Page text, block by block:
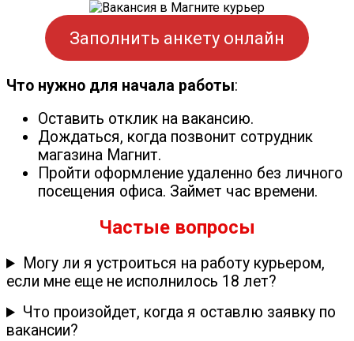
Заполнить анкету онлайн
Что нужно для начала работы:
Оставить отклик на вакансию.
Дождаться, когда позвонит сотрудник
магазина Магнит.
Пройти оформление удаленно без личного
посещения офиса. Займет час времени.
Частые вопросы
Могу ли я устроиться на работу курьером,
если мне еще не исполнилось 18 лет?
Что произойдет, когда я оставлю заявку по
вакансии?